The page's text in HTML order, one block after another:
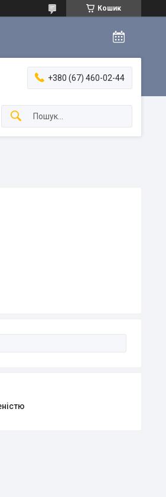
Кошик
+380 (67) 460-02-44